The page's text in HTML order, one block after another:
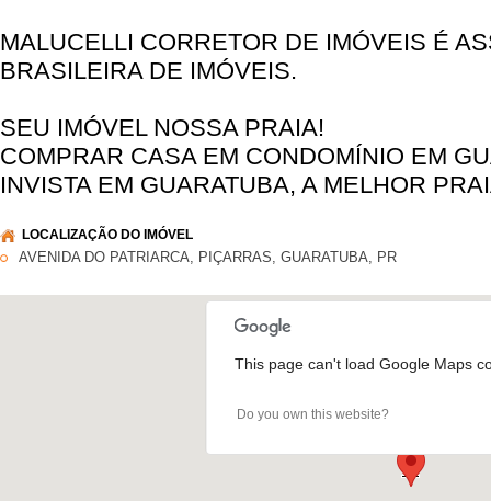
MALUCELLI CORRETOR DE IMÓVEIS É
BRASILEIRA DE IMÓVEIS.
SEU IMÓVEL NOSSA PRAIA!
COMPRAR CASA EM CONDOMÍNIO EM
INVISTA EM GUARATUBA, A MELHOR
LOCALIZAÇÃO DO IMÓVEL
AVENIDA DO PATRIARCA, PIÇARRAS, GUARATUBA, PR
This page can't load Google Maps
Do you own this website?